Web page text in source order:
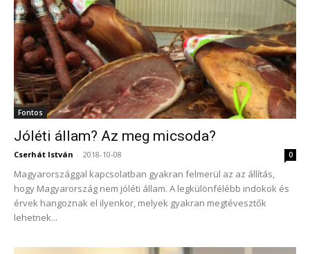
Fontos
Jóléti állam? Az meg micsoda?
Cserhát István - 2018-10-08 0
Magyarországgal kapcsolatban gyakran felmerül az az állítás,
hogy Magyarország nem jóléti állam. A legkülönfélébb indokok és
érvek hangoznak el ilyenkor, melyek gyakran megtévesztők
lehetnek...